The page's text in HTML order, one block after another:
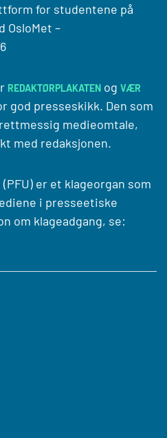
for studentene på
OsloMet –
REDAKTØRPLAKATEN og VÆR
god presseskikk. Den som
medieomtale,
med redaksjonen.
er et klageorgan som
i presseetiske
om klageadgang, se: